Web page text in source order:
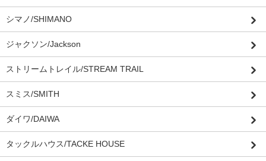
シマノ/SHIMANO
ジャクソン/Jackson
ストリームトレイル/STREAM TRAIL
スミス/SMITH
ダイワ/DAIWA
タックルハウス/TACKE HOUSE